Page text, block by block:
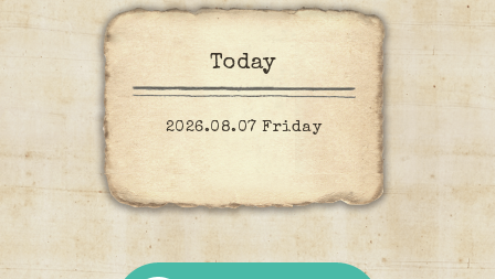
Today
2026.08.07 Friday